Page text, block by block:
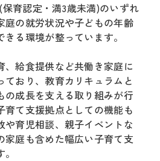
育認定・満3歳未満)のいずれ
庭の就労状況や子どもの年齢
る環境が整っています。
、給食提供など共働き家庭に
おり、教育カリキュラムと
の成長を支える取り組みが行
育て支援拠点としての機能も
や育児相談、親子イベントな
家庭も含めた幅広い子育て支